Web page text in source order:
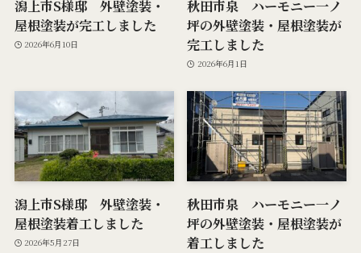
潟上市S様邸 外壁塗装・
屋根塗装が完工しました
2026年6月10日
秋田市泉 ハーモニー一ノ
坪の外壁塗装・屋根塗装が
完工しました
2026年6月1日
潟上市S様邸 外壁塗装・
屋根塗装着工しました
2026年5月27日
秋田市泉 ハーモニー一ノ
坪の外壁塗装・屋根塗装が
着工しました